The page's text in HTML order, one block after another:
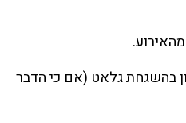
בהשגחת גלאט (אם כי הדבר